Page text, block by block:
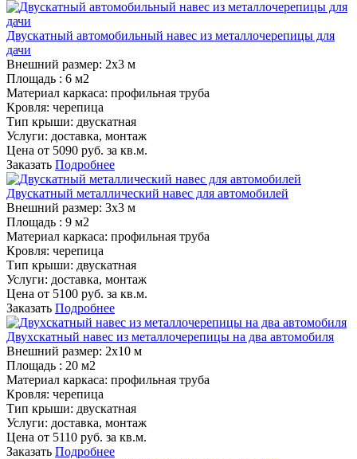
Двускатный автомобильный навес из металлочерепицы для
дачи
Внешний размер: 2х3 м
Площадь : 6 м2
Материал каркаса: профильная труба
Кровля: черепица
Тип крыши: двускатная
Услуги: доставка, монтаж
Цена от 5090 руб. за кв.м.
Заказать Подробнее
Двускатный металлический навес для автомобилей
Внешний размер: 3х3 м
Площадь : 9 м2
Материал каркаса: профильная труба
Кровля: черепица
Тип крыши: двускатная
Услуги: доставка, монтаж
Цена от 5100 руб. за кв.м.
Заказать Подробнее
Двухскатный навес из металлочерепицы на два автомобиля
Внешний размер: 2х10 м
Площадь : 20 м2
Материал каркаса: профильная труба
Кровля: черепица
Тип крыши: двускатная
Услуги: доставка, монтаж
Цена от 5110 руб. за кв.м.
Заказать Подробнее